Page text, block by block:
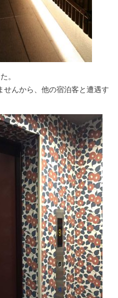
。
せんから、他の宿泊客と遭遇す